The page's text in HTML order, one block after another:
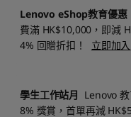
Lenovo eShop教育優惠
費滿 HK$10,000，即減
4% 回贈折扣！
立即加入
學生工作站月 Lenovo
8% 獎賞，首單再減